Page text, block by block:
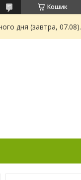
Кошик
дня (завтра, 07.08).